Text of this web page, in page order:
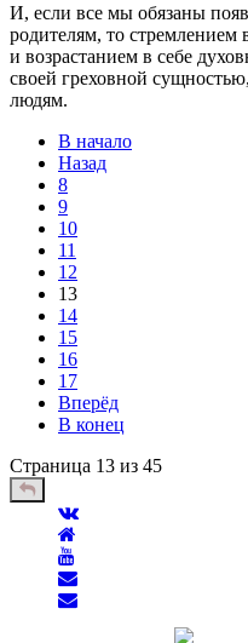
И, если все мы обязаны
родителям, то
и возрастанием в себе
своей греховной
людям.
В начало
Назад
8
9
10
11
12
13
14
15
16
17
Вперёд
В конец
Страница 13 из 45